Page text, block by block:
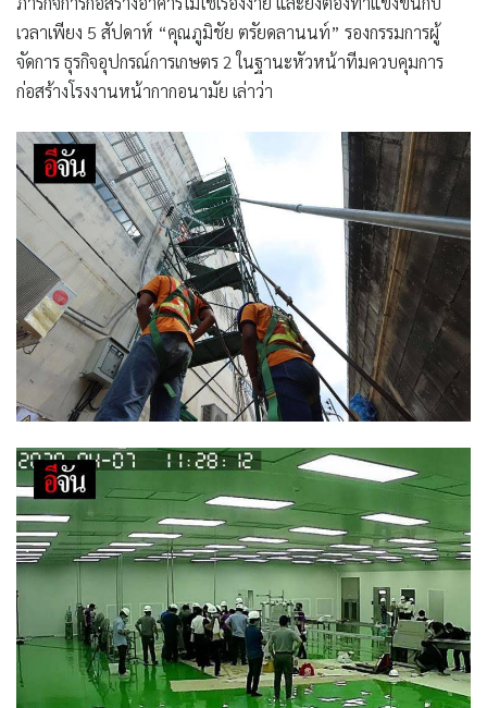
เวลาเพียง 5 สัปดาห์ “คุณภูมิชัย ตรัยดลานนท์” รองกรรมการผู้
จัดการ ธุรกิจอุปกรณ์การเกษตร 2 ในฐานะหัวหน้าทีมควบคุมการ
ก่อสร้างโรงงานหน้ากากอนามัย เล่าว่า